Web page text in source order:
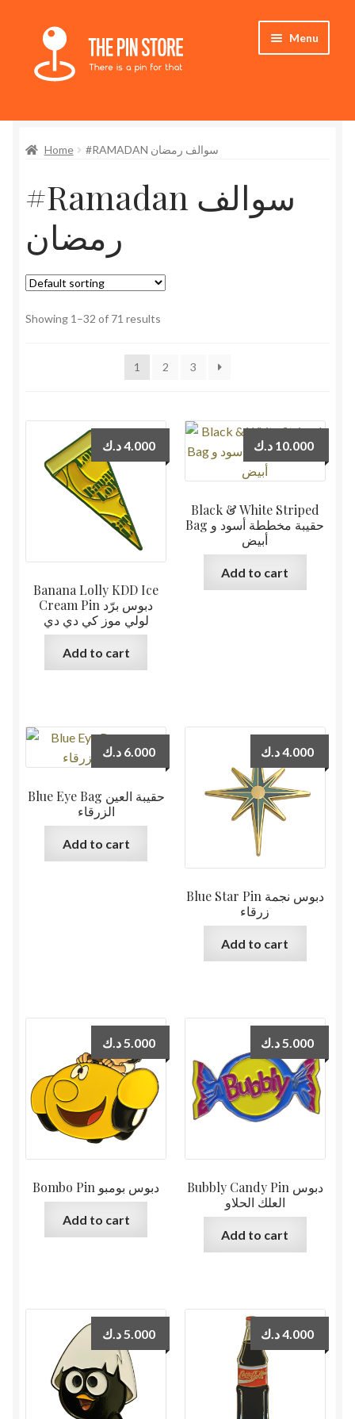
Skip
navigation
Skip
content
Menu
Store
My Account
Who We Are
Home #RAMADAN سوالف رمضان
#Ramadan سوالف
رمضان
Showing 1–32 of 71 results
1 2 3
Banana Lolly KDD Ice
Cream Pin دبوس برّد
لولي موز كي دي دي
4.000د.ك
Add to cart
Black & White Striped
Bag حقيبة مخططة أسود و
أبيض
10.000 د.ك
Add to cart
Blue Eye Bag حقيبة العين
الزرقاء
6.000 د.ك
Add to cart
Blue Star Pin دبوس نجمة
زرقاء
4.000د.ك
Add to cart
Bombo Pin دبوس بومبو
5.000 د.ك
Add to cart
Bubbly Candy Pin دبوس
العلك الحلاو
5.000 د.ك
Add to cart
5.000 د.ك 4.000د.ك